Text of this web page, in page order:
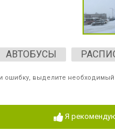
АВТОБУСЫ
ошибку, выделите
Я